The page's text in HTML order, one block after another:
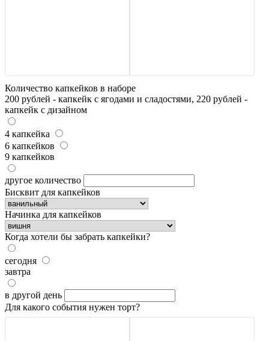
Количество капкейков в наборе
200 рублей - капкейк с ягодами и сладостями, 220 рублей -
капкейк с дизайном
4 капкейка
6 капкейков
9 капкейков
другое количество
Бисквит для капкейков
Начинка для капкейков
Когда хотели бы забрать капкейки?
сегодня
завтра
в другой день
Для какого события нужен торт?